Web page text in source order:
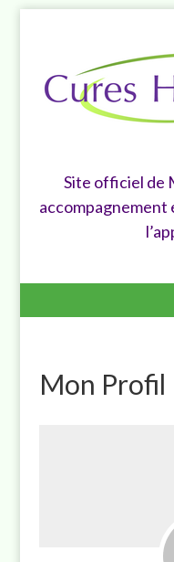
Site officiel de
accompagnement
Mon Profil